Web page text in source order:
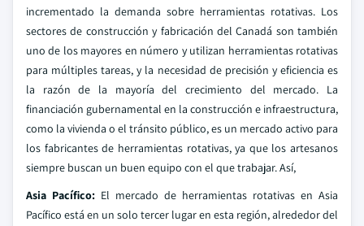
incrementado la demanda sobre herramientas rotativas. Los
sectores de construcción y fabricación del Canadá son también
uno de los mayores en número y utilizan herramientas rotativas
para múltiples tareas, y la necesidad de precisión y eficiencia es
la razón de la mayoría del crecimiento del mercado. La
financiación gubernamental en la construcción e infraestructura,
como la vivienda o el tránsito público, es un mercado activo para
los fabricantes de herramientas rotativas, ya que los artesanos
siempre buscan un buen equipo con el que trabajar. Así,
Asia Pacífico: El mercado de herramientas rotativas en Asia
Pacífico está en un solo tercer lugar en esta región, alrededor del